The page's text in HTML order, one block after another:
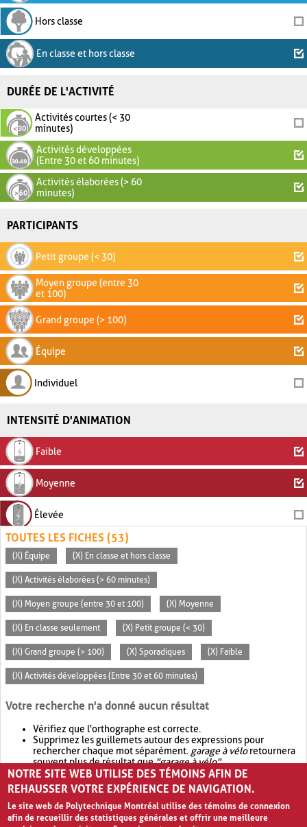
Hors classe
En classe et hors classe
DURÉE DE L'ACTIVITÉ
Activités courtes (< 30
minutes)
Activités développées
(Entre 30 et 60 minutes)
Activités élaborées (> 60
minutes)
PARTICIPANTS
Petit groupe (< 30)
Moyen groupe (entre 30
et 100)
Grand groupe (> 100)
Équipe
Individuel
INTENSITÉ D'ANIMATION
Faible
Moyenne
Élevée
TOUTES LES FICHES (53)
(X) Équipe (X) En classe et hors classe
(X) Activités élaborées (> 60 minutes)
(X) Moyen groupe (entre 30 et 100) (X) Moyenne
(X) En classe seulement (X) Petit groupe (< 30)
(X) Grand groupe (> 100) (X) Sporadiques (X) Faible
(X) Activités développées (Entre 30 et 60 minutes)
Votre recherche n'a donné aucun résultat
Vérifiez que l'orthographe est correcte.
Supprimez les guillemets autour des expressions pour
rechercher chaque mot séparément. garage à véloretournera
souvent plus de résultat que"garage à vélo".
Envisagez d'élargir votre recherche avec OR.garage OR vélo
retournera souvent plus de résultat quegarage à vélo
NOTRE SITE WEB UTILISE DES TÉMOINS AFIN DE
REHAUSSER VOTRE EXPÉRIENCE DE NAVIGATION.
Le site web de Polytechnique Montréal utilise des témoins de connexion
afin de recueillir des statistiques générales et offrir une meilleure